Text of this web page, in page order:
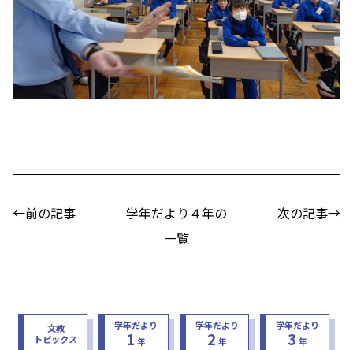
←前の記事
学年だより４年の
一覧
次の記事→
文教
トピックス
学年だより
1 年
学年だより
2 年
学年だより
3 年